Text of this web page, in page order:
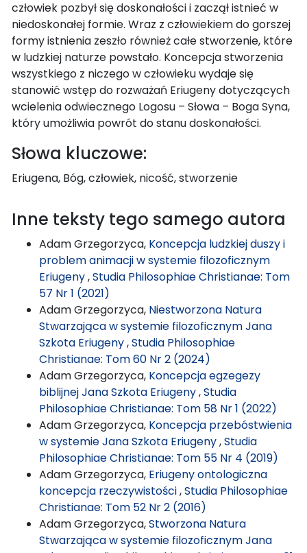
człowiek pozbył się doskonałości i zaczął istnieć w
niedoskonałej formie. Wraz z człowiekiem do gorszej
formy istnienia zeszło również całe stworzenie, które
w ludzkiej naturze powstało. Koncepcja stworzenia
wszystkiego z niczego w człowieku wydaje się
stanowić wstęp do rozważań Eriugeny dotyczących
wcielenia odwiecznego Logosu – Słowa – Boga Syna,
który umożliwia powrót do stanu doskonałości.
Słowa kluczowe:
Eriugena, Bóg, człowiek, nicość, stworzenie
Inne teksty tego samego autora
Adam Grzegorzyca, Koncepcja ludzkiej duszy i
problem animacji w systemie filozoficznym
Eriugeny,Studia Philosophiae Christianae: Tom
57 Nr 1 (2021)
Adam Grzegorzyca, Niestworzona Natura
Stwarzająca w systemie filozoficznym Jana
Szkota Eriugeny,Studia Philosophiae
Christianae: Tom 60 Nr 2 (2024)
Adam Grzegorzyca, Koncepcja egzegezy
biblijnej Jana Szkota Eriugeny,Studia
Philosophiae Christianae: Tom 58 Nr 1 (2022)
Adam Grzegorzyca, Koncepcja przebóstwienia
w systemie Jana Szkota Eriugeny,Studia
Philosophiae Christianae: Tom 55 Nr 4 (2019)
Adam Grzegorzyca, Eriugeny ontologiczna
koncepcja rzeczywistości,Studia Philosophiae
Christianae: Tom 52 Nr 2 (2016)
Adam Grzegorzyca,Stworzona Natura
Stwarzająca w systemie filozoficznym Jana